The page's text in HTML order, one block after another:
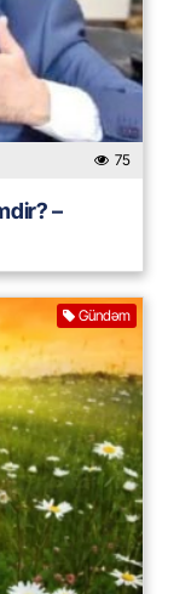
75
–
Gündəm